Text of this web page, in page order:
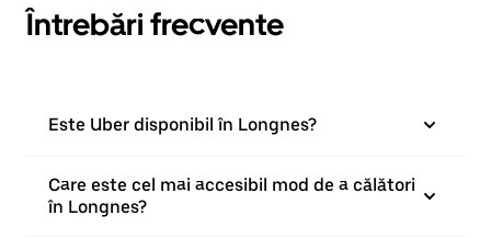
Întrebări frecvente
Este Uber disponibil în Longnes?
Care este cel mai accesibil mod de a călători
în Longnes?